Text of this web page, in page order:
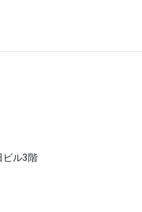
ル3階